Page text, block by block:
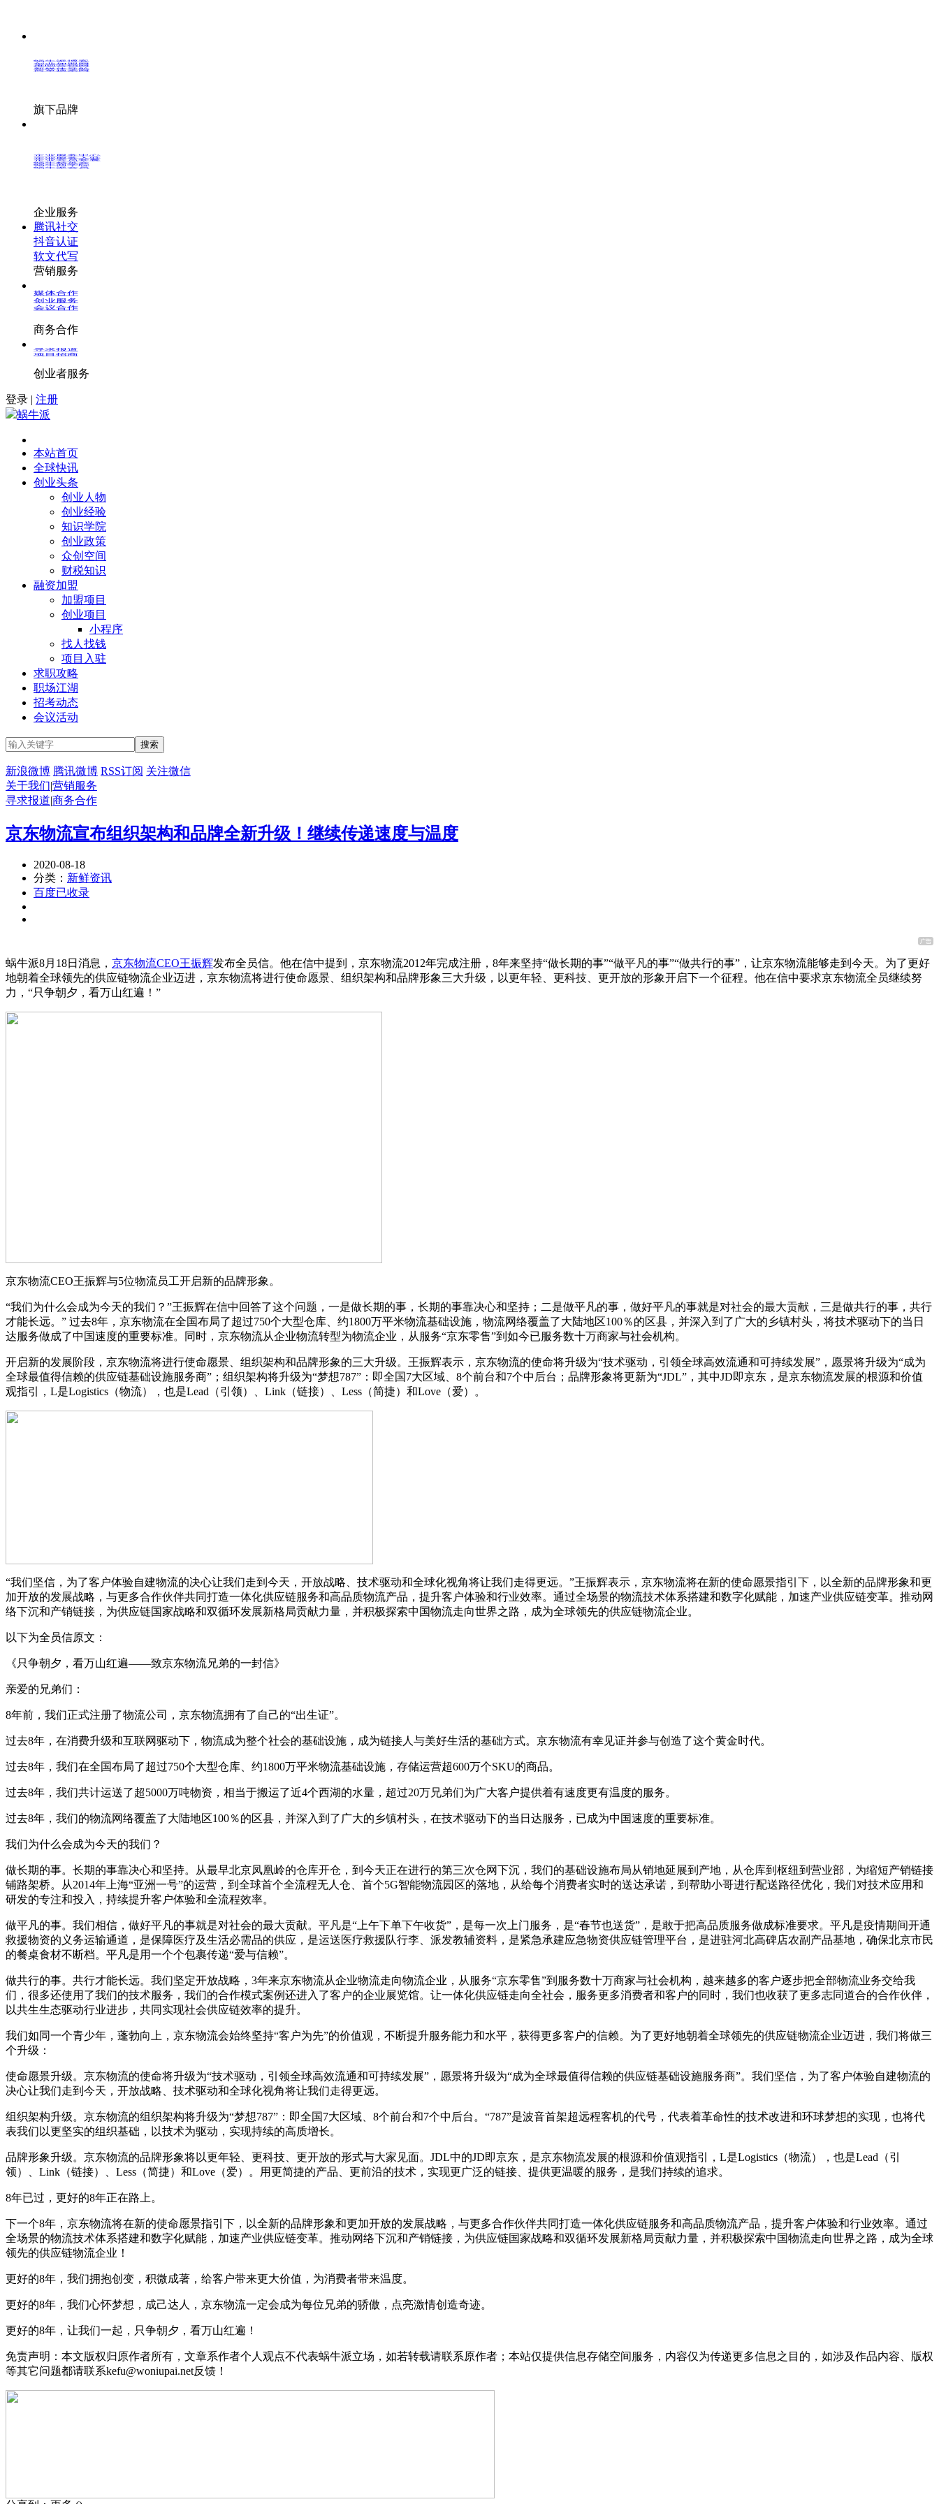
蜗牛派博客
创业加盟网
推呗营销网
新媒体导航
简单搜索网
旗下品牌
企业服务入驻
蜗牛精英会
蜗牛派会员
企业服务
腾讯社交
抖音认证
软文代写
营销服务
媒体合作
创业服务
会议合作
商务合作
寻求报道
项目招商
创业者服务
登录 | 注册
蜗牛派
本站首页
全球快讯
创业头条
创业人物
创业经验
知识学院
创业政策
众创空间
财税知识
融资加盟
加盟项目
创业项目
小程序
找人找钱
项目入驻
求职攻略
职场江湖
招考动态
会议活动
新浪微博 腾讯微博 RSS订阅 关注微信
关于我们|营销服务
寻求报道|商务合作
京东物流宣布组织架构和品牌全新升级！继续传递速度与温度
2020-08-18
分类： 新鲜资讯
百度已收录
蜗牛派8月18日消息， 京东物流CEO王振辉发布全员信。他在信中提到，京东物流2012年完成注册，8年来坚持“做长期的事”“做平凡的事”“做共行的事”，让京东物流能够走到今天。为了更好
地朝着全球领先的供应链物流企业迈进，京东物流将进行使命愿景、组织架构和品牌形象三大升级，以更年轻、更科技、更开放的形象开启下一个征程。他在信中要求京东物流全员继续努
力，“只争朝夕，看万山红遍！”
京东物流CEO王振辉与5位物流员工开启新的品牌形象。
“我们为什么会成为今天的我们？”王振辉在信中回答了这个问题，一是做长期的事，长期的事靠决心和坚持；二是做平凡的事，做好平凡的事就是对社会的最大贡献，三是做共行的事，共行
才能长远。” 过去8年，京东物流在全国布局了超过750个大型仓库、约1800万平米物流基础设施，物流网络覆盖了大陆地区100％的区县，并深入到了广大的乡镇村头，将技术驱动下的当日
达服务做成了中国速度的重要标准。同时，京东物流从企业物流转型为物流企业，从服务“京东零售”到如今已服务数十万商家与社会机构。
开启新的发展阶段，京东物流将进行使命愿景、组织架构和品牌形象的三大升级。王振辉表示，京东物流的使命将升级为“技术驱动，引领全球高效流通和可持续发展”，愿景将升级为“成为
全球最值得信赖的供应链基础设施服务商”；组织架构将升级为“梦想787”：即全国7大区域、8个前台和7个中后台；品牌形象将更新为“JDL”，其中JD即京东，是京东物流发展的根源和价值
观指引，L是Logistics（物流），也是Lead（引领）、Link（链接）、Less（简捷）和Love（爱）。
“我们坚信，为了客户体验自建物流的决心让我们走到今天，开放战略、技术驱动和全球化视角将让我们走得更远。”王振辉表示，京东物流将在新的使命愿景指引下，以全新的品牌形象和更
加开放的发展战略，与更多合作伙伴共同打造一体化供应链服务和高品质物流产品，提升客户体验和行业效率。通过全场景的物流技术体系搭建和数字化赋能，加速产业供应链变革。推动网
络下沉和产销链接，为供应链国家战略和双循环发展新格局贡献力量，并积极探索中国物流走向世界之路，成为全球领先的供应链物流企业。
以下为全员信原文：
《只争朝夕，看万山红遍——致京东物流兄弟的一封信》
亲爱的兄弟们：
8年前，我们正式注册了物流公司，京东物流拥有了自己的“出生证”。
过去8年，在消费升级和互联网驱动下，物流成为整个社会的基础设施，成为链接人与美好生活的基础方式。京东物流有幸见证并参与创造了这个黄金时代。
过去8年，我们在全国布局了超过750个大型仓库、约1800万平米物流基础设施，存储运营超600万个SKU的商品。
过去8年，我们共计运送了超5000万吨物资，相当于搬运了近4个西湖的水量，超过20万兄弟们为广大客户提供着有速度更有温度的服务。
过去8年，我们的物流网络覆盖了大陆地区100％的区县，并深入到了广大的乡镇村头，在技术驱动下的当日达服务，已成为中国速度的重要标准。
我们为什么会成为今天的我们？
做长期的事。长期的事靠决心和坚持。从最早北京凤凰岭的仓库开仓，到今天正在进行的第三次仓网下沉，我们的基础设施布局从销地延展到产地，从仓库到枢纽到营业部，为缩短产销链接
铺路架桥。从2014年上海“亚洲一号”的运营，到全球首个全流程无人仓、首个5G智能物流园区的落地，从给每个消费者实时的送达承诺，到帮助小哥进行配送路径优化，我们对技术应用和
研发的专注和投入，持续提升客户体验和全流程效率。
做平凡的事。我们相信，做好平凡的事就是对社会的最大贡献。平凡是“上午下单下午收货”，是每一次上门服务，是“春节也送货”，是敢于把高品质服务做成标准要求。平凡是疫情期间开通
救援物资的义务运输通道，是保障医疗及生活必需品的供应，是运送医疗救援队行李、派发教辅资料，是紧急承建应急物资供应链管理平台，是进驻河北高碑店农副产品基地，确保北京市民
的餐桌食材不断档。平凡是用一个个包裹传递“爱与信赖”。
做共行的事。共行才能长远。我们坚定开放战略，3年来京东物流从企业物流走向物流企业，从服务“京东零售”到服务数十万商家与社会机构，越来越多的客户逐步把全部物流业务交给我
们，很多还使用了我们的技术服务，我们的合作模式案例还进入了客户的企业展览馆。让一体化供应链走向全社会，服务更多消费者和客户的同时，我们也收获了更多志同道合的合作伙伴，
以共生生态驱动行业进步，共同实现社会供应链效率的提升。
我们如同一个青少年，蓬勃向上，京东物流会始终坚持“客户为先”的价值观，不断提升服务能力和水平，获得更多客户的信赖。为了更好地朝着全球领先的供应链物流企业迈进，我们将做三
个升级：
使命愿景升级。京东物流的使命将升级为“技术驱动，引领全球高效流通和可持续发展”，愿景将升级为“成为全球最值得信赖的供应链基础设施服务商”。我们坚信，为了客户体验自建物流的
决心让我们走到今天，开放战略、技术驱动和全球化视角将让我们走得更远。
组织架构升级。京东物流的组织架构将升级为“梦想787”：即全国7大区域、8个前台和7个中后台。“787”是波音首架超远程客机的代号，代表着革命性的技术改进和环球梦想的实现，也将代
表我们以更坚实的组织基础，以技术为驱动，实现持续的高质增长。
品牌形象升级。京东物流的品牌形象将以更年轻、更科技、更开放的形式与大家见面。JDL中的JD即京东，是京东物流发展的根源和价值观指引，L是Logistics（物流），也是Lead（引
领）、Link（链接）、Less（简捷）和Love（爱）。用更简捷的产品、更前沿的技术，实现更广泛的链接、提供更温暖的服务，是我们持续的追求。
8年已过，更好的8年正在路上。
下一个8年，京东物流将在新的使命愿景指引下，以全新的品牌形象和更加开放的发展战略，与更多合作伙伴共同打造一体化供应链服务和高品质物流产品，提升客户体验和行业效率。通过
全场景的物流技术体系搭建和数字化赋能，加速产业供应链变革。推动网络下沉和产销链接，为供应链国家战略和双循环发展新格局贡献力量，并积极探索中国物流走向世界之路，成为全球
领先的供应链物流企业！
更好的8年，我们拥抱创变，积微成著，给客户带来更大价值，为消费者带来温度。
更好的8年，我们心怀梦想，成己达人，京东物流一定会成为每位兄弟的骄傲，点亮激情创造奇迹。
更好的8年，让我们一起，只争朝夕，看万山红遍！
免责声明：本文版权归原作者所有，文章系作者个人观点不代表蜗牛派立场，如若转载请联系原作者；本站仅提供信息存储空间服务，内容仅为传递更多信息之目的，如涉及作品内容、版权
等其它问题都请联系kefu@woniupai.net反馈！